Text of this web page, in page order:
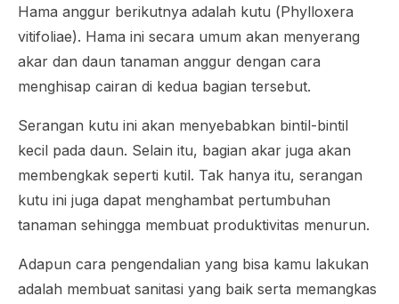
Hama anggur berikutnya adalah kutu (Phylloxera
vitifoliae). Hama ini secara umum akan menyerang
akar dan daun tanaman anggur dengan cara
menghisap cairan di kedua bagian tersebut.
Serangan kutu ini akan menyebabkan bintil-bintil
kecil pada daun. Selain itu, bagian akar juga akan
membengkak seperti kutil. Tak hanya itu, serangan
kutu ini juga dapat menghambat pertumbuhan
tanaman sehingga membuat produktivitas menurun.
Adapun cara pengendalian yang bisa kamu lakukan
adalah membuat sanitasi yang baik serta memangkas